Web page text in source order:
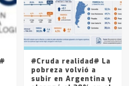
de los combustibles en
desde YPF hasta Axion
a 1338 pesos
#Cruda realidad# La
pobreza volvió a
subir en Argentina y